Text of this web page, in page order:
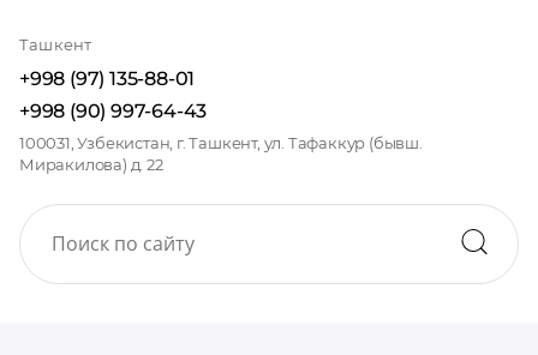
Ташкент
+998 (97) 135-88-01
+998 (90) 997-64-43
100031, Узбекистан, г. Ташкент, ул. Тафаккур (бывш.
Миракилова) д. 22